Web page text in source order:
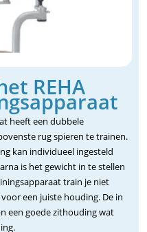
REHA
heeft een dubbele
rug spieren te trainen.
kan individueel ingesteld
is het gewicht in te stellen
train je niet
een juiste houding. De in
een goede zithouding wat